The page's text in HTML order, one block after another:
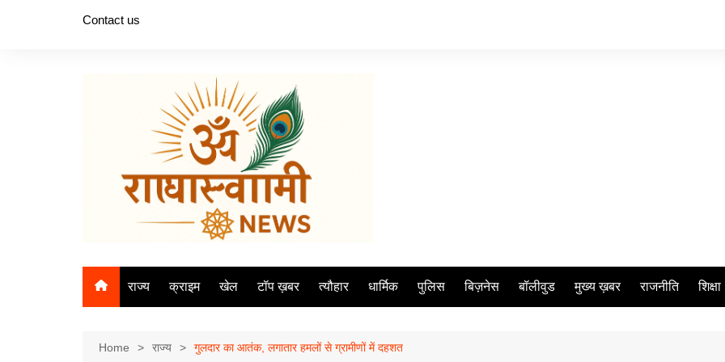
Contact us
राज्य क्राइम खेल टॉप ख़बर त्यौहार धार्मिक पुलिस बिज़नेस बॉलीवुड मुख्य ख़बर राजनीति शिक्षा
Home राज्य गुलदार का आतंक, लगातार हमलों से ग्रामीणों में दहशत